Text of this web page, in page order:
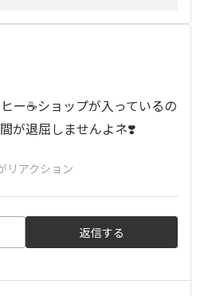
ー☕️ショップが入っているの
が退屈しませんよネ❣️
リアクション
返信する